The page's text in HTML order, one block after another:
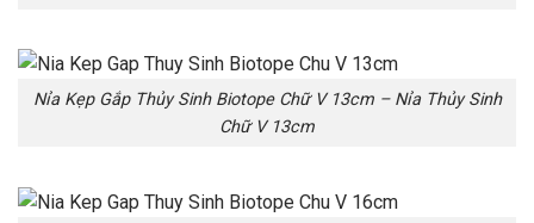
Nỉa Kẹp Gắp Thủy Sinh Biotope Chữ V 13cm – Nỉa Thủy Sinh
Chữ V 13cm